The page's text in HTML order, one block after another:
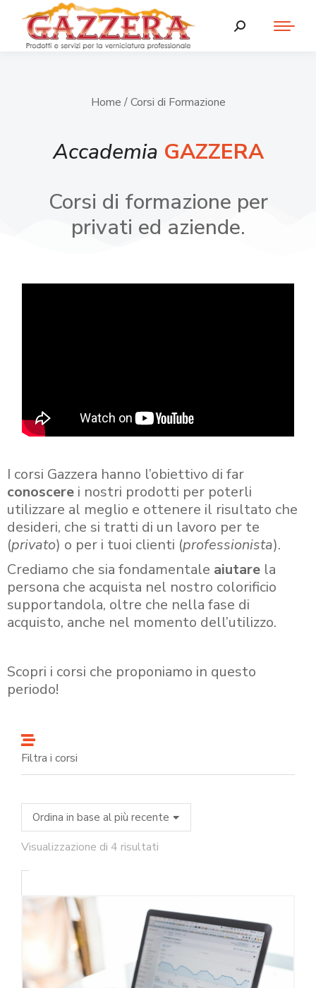
Home / Corsi di Formazione
Accademia GAZZERA
Corsi di formazione per
privati ed aziende.
I corsi Gazzera hanno l’obiettivo di far
conoscere i nostri prodotti per poterli
utilizzare al meglio e ottenere il risultato che
desideri, che si tratti di un lavoro per te
(privato) o per i tuoi clienti (professionista).
Crediamo che sia fondamentale aiutare la
persona che acquista nel nostro colorificio
supportandola, oltre che nella fase di
acquisto, anche nel momento dell’utilizzo.
Scopri i corsi che proponiamo in questo
periodo!
Filtra i corsi
Visualizzazione di 4 risultati